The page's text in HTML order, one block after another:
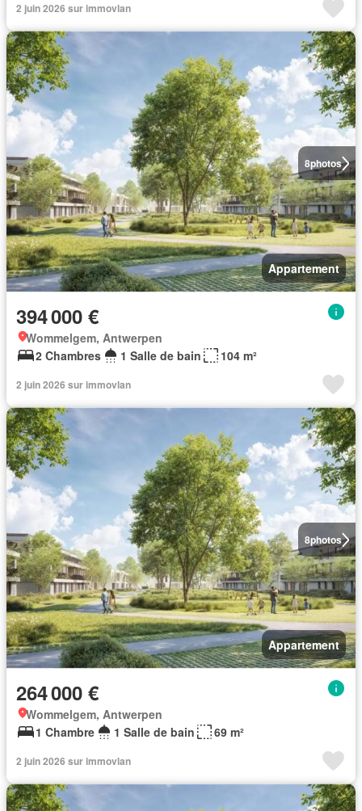
2 juin 2026 sur immovlan
8photos
Appartement
394 000 €
Wommelgem, Antwerpen
2 Chambres
1 Salle de bain 104 m²
2 juin 2026 sur immovlan
8photos
Appartement
264 000 €
Wommelgem, Antwerpen
1 Chambre
1 Salle de bain 69 m²
2 juin 2026 sur immovlan